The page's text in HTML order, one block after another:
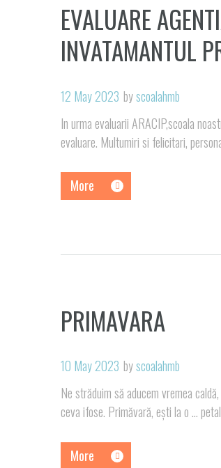
EVALUARE
INVATAMANTUL
12 May 2023 byscoalahmb
In urma evaluarii ARACIP,scoala
evaluare. Multumiri si felicitari,
More
PRIMAVARA
10 May 2023 byscoalahmb
Ne străduim să aducem vremea
ceva ifose. Primăvară, ești la o …
More